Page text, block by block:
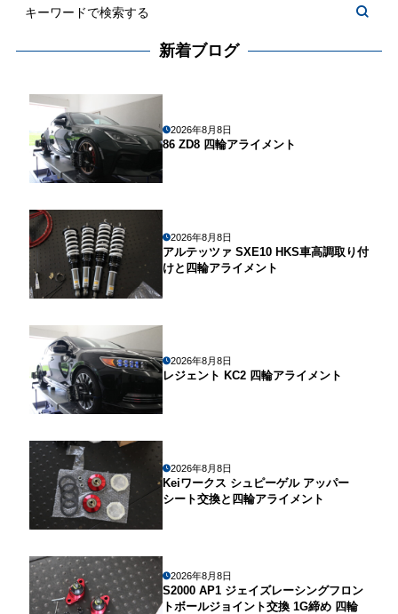
新着ブログ
2026年8月8日
86 ZD8 四輪アライメント
2026年8月8日
アルテッツァ SXE10 HKS車高調取り付
けと四輪アライメント
2026年8月8日
レジェント KC2 四輪アライメント
2026年8月8日
Keiワークス シュピーゲル アッパー
シート交換と四輪アライメント
2026年8月8日
S2000 AP1 ジェイズレーシングフロン
トボールジョイント交換 1G締め 四輪